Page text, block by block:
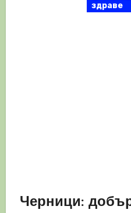
здраве
Черници: